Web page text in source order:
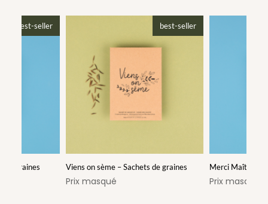
best-seller
de graines
best-seller
Viens on sème – Sachets de graines
Prix masqué
Merci Maîtresse
Prix masqué